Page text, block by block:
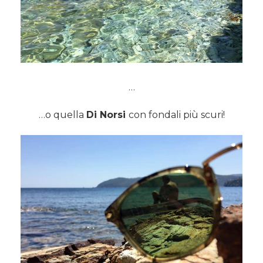
…
…o quella Di Norsi con fondali più scuri!